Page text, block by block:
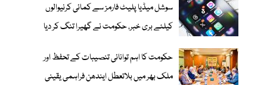
سوشل میڈیا پلیٹ فارمز سے کمائی کرنیوالوں
کیلئے بری خبر، حکومت نے گھیرا تنگ کر دیا
حکومت کا اہم توانائی تنصیبات کے تحفظ اور
ملک بھر میں بلاتعطل ایندھن فراہمی یقینی